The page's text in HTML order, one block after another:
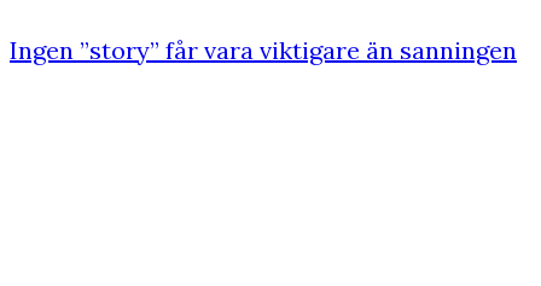
Ingen ”story” får vara viktigare än sanningen